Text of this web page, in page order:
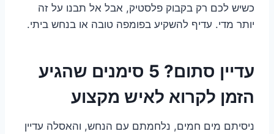
כשיש לכם רק בקבוק פלסטיק, אבל אל תבנו על זה
יותר מדי. עדיף להשקיע בפומפה טובה או בנחש ביתי.
עדיין סתום? 5 סימנים שהגיע
הזמן לקרוא לאיש מקצוע
ניסיתם מים חמים, נלחמתם עם הנחש, והאסלה עדיין